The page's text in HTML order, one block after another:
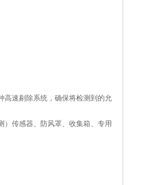
高速剔除系统，确保将检测到的允
）传感器、防风罩、收集箱、专用